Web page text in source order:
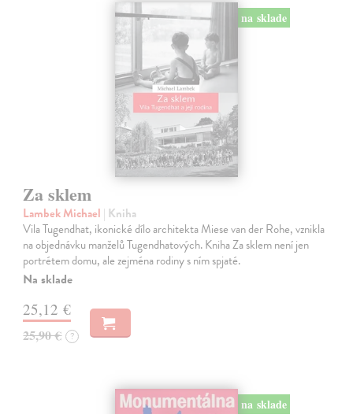
na sklade
Za sklem
Lambek Michael | Kniha
Vila Tugendhat, ikonické dílo architekta Miese van der Rohe, vznikla
na objednávku manželů Tugendhatových. Kniha Za sklem není jen
portrétem domu, ale zejména rodiny s ním spjaté.
Na sklade
25,12 €
25,90 € ?
na sklade